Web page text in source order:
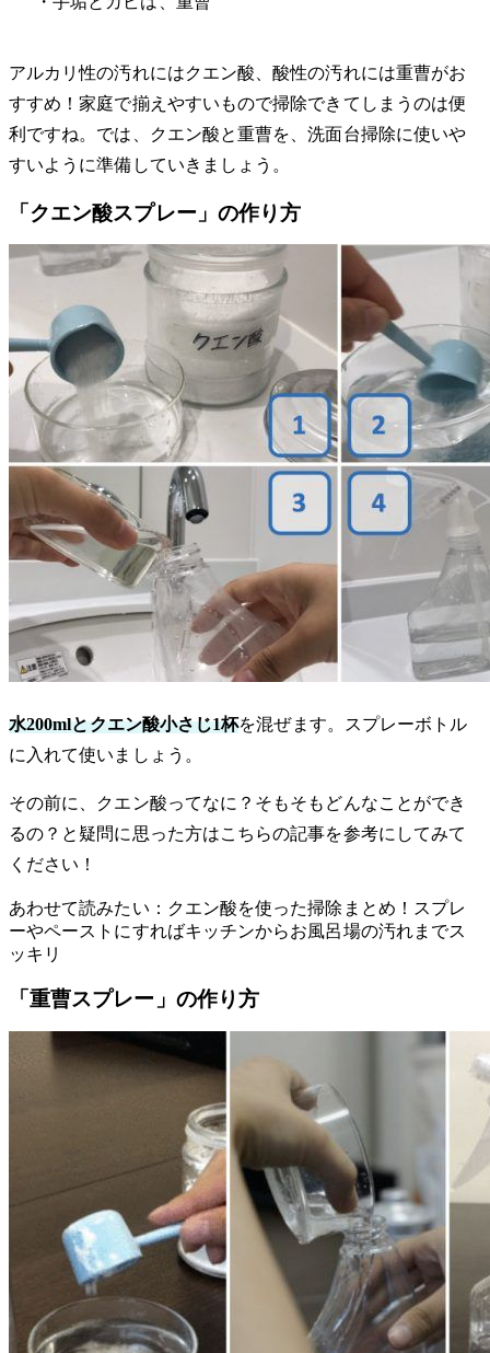
アルカリ性の汚れにはクエン酸、酸性の汚れには重曹がお
すすめ！家庭で揃えやすいもので掃除できてしまうのは便
利ですね。では、クエン酸と重曹を、洗面台掃除に使いや
すいように準備していきましょう。
「クエン酸スプレー」の作り方
水200mlとクエン酸小さじ1杯を混ぜます。スプレーボトル
に入れて使いましょう。
その前に、クエン酸ってなに？そもそもどんなことができ
るの？と疑問に思った方はこちらの記事を参考にしてみて
ください！
あわせて読みたい：クエン酸を使った掃除まとめ！スプレ
ーやペーストにすればキッチンからお風呂場の汚れまでス
ッキリ
「重曹スプレー」の作り方